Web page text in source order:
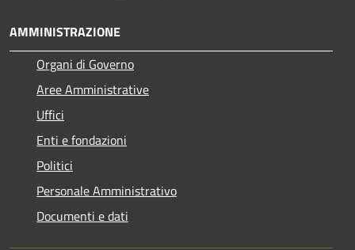
AMMINISTRAZIONE
Organi di Governo
Aree Amministrative
Uffici
Enti e fondazioni
Politici
Personale Amministrativo
Documenti e dati